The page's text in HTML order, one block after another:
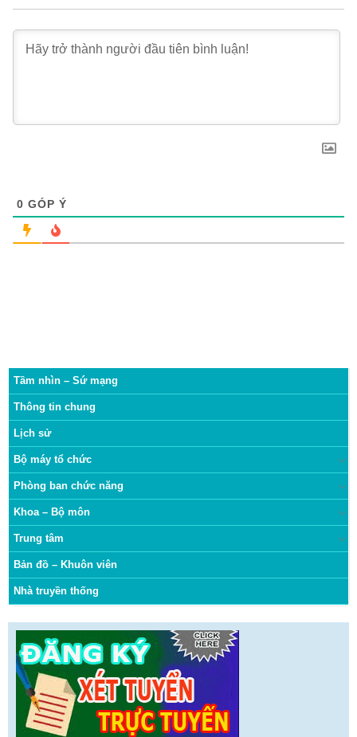
Tầm nhìn – Sứ mạng
Thông tin chung
Lịch sử
Bộ máy tổ chức
Phòng ban chức năng
Khoa – Bộ môn
Trung tâm
Bản đồ – Khuôn viên
Nhà truyền thống
0 GÓP Ý